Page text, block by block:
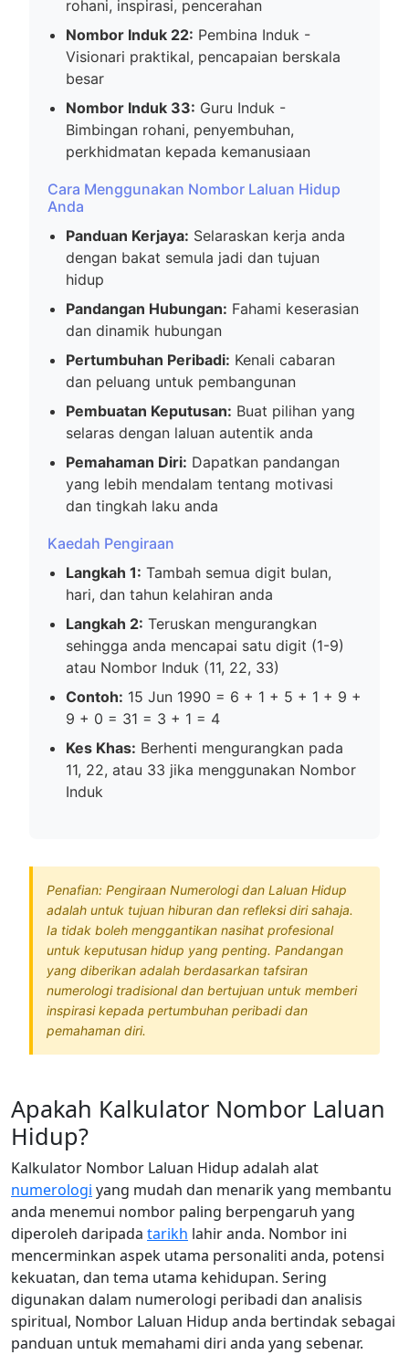
rohani, inspirasi, pencerahan
Nombor Induk 22: Pembina Induk -
Visionari praktikal, pencapaian berskala
besar
Nombor Induk 33: Guru Induk -
Bimbingan rohani, penyembuhan,
perkhidmatan kepada kemanusiaan
Cara Menggunakan Nombor Laluan Hidup
Anda
Panduan Kerjaya: Selaraskan kerja anda
dengan bakat semula jadi dan tujuan
hidup
Pandangan Hubungan: Fahami keserasian
dan dinamik hubungan
Pertumbuhan Peribadi: Kenali cabaran
dan peluang untuk pembangunan
Pembuatan Keputusan: Buat pilihan yang
selaras dengan laluan autentik anda
Pemahaman Diri: Dapatkan pandangan
yang lebih mendalam tentang motivasi
dan tingkah laku anda
Kaedah Pengiraan
Langkah 1: Tambah semua digit bulan,
hari, dan tahun kelahiran anda
Langkah 2: Teruskan mengurangkan
sehingga anda mencapai satu digit (1-9)
atau Nombor Induk (11, 22, 33)
Contoh: 15 Jun 1990 = 6 + 1 + 5 + 1 + 9 +
9 + 0 = 31 = 3 + 1 = 4
Kes Khas: Berhenti mengurangkan pada
11, 22, atau 33 jika menggunakan Nombor
Induk
Penafian: Pengiraan Numerologi dan Laluan Hidup
adalah untuk tujuan hiburan dan refleksi diri sahaja.
Ia tidak boleh menggantikan nasihat profesional
untuk keputusan hidup yang penting. Pandangan
yang diberikan adalah berdasarkan tafsiran
numerologi tradisional dan bertujuan untuk memberi
inspirasi kepada pertumbuhan peribadi dan
pemahaman diri.
Apakah Kalkulator Nombor Laluan
Hidup?
Kalkulator Nombor Laluan Hidup adalah alat
numerologi yang mudah dan menarik yang membantu
anda menemui nombor paling berpengaruh yang
diperoleh daripada tarikh lahir anda. Nombor ini
mencerminkan aspek utama personaliti anda, potensi
kekuatan, dan tema utama kehidupan. Sering
digunakan dalam numerologi peribadi dan analisis
spiritual, Nombor Laluan Hidup anda bertindak sebagai
panduan untuk memahami diri anda yang sebenar.